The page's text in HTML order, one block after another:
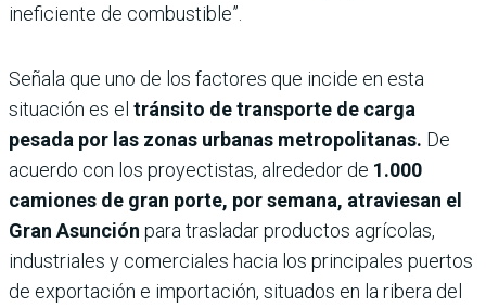
ineficiente de combustible”.
Señala que uno de los factores que incide en esta
situación es el tránsito de transporte de carga
pesada por las zonas urbanas metropolitanas. De
acuerdo con los proyectistas, alrededor de 1.000
camiones de gran porte, por semana, atraviesan el
Gran Asunción para trasladar productos agrícolas,
industriales y comerciales hacia los principales puertos
de exportación e importación, situados en la ribera del